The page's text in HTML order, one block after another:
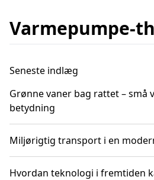
Varmepumpe-
Seneste indlæg
Grønne vaner bag rattet – små
betydning
Miljørigtig transport i en
Hvordan teknologi i fremtiden